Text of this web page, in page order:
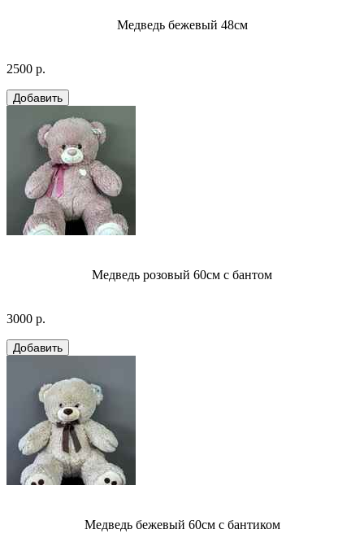
Медведь бежевый 48см
2500 р.
Медведь розовый 60см с бантом
3000 р.
Медведь бежевый 60см с бантиком